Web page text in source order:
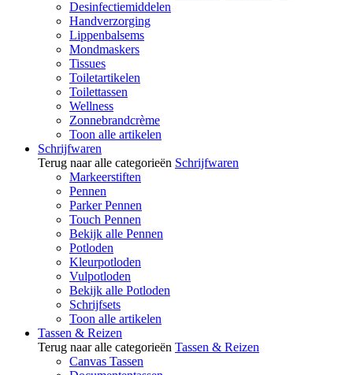
Desinfectiemiddelen
Handverzorging
Lippenbalsems
Mondmaskers
Tissues
Toiletartikelen
Toilettassen
Wellness
Zonnebrandcrème
Toon alle artikelen
Schrijfwaren
Terug naar alle categorieën Schrijfwaren
Markeerstiften
Pennen
Parker Pennen
Touch Pennen
Bekijk alle Pennen
Potloden
Kleurpotloden
Vulpotloden
Bekijk alle Potloden
Schrijfsets
Toon alle artikelen
Tassen & Reizen
Terug naar alle categorieën Tassen & Reizen
Canvas Tassen